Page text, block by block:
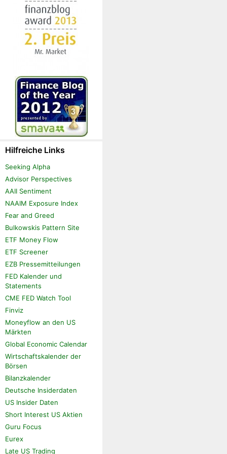
Hilfreiche Links
Seeking Alpha
Advisor Perspectives
AAII Sentiment
NAAIM Exposure Index
Fear and Greed
Bulkowskis Pattern Site
ETF Money Flow
ETF Screener
EZB Pressemitteilungen
FED Kalender und
Statements
CME FED Watch Tool
Finviz
Moneyflow an den US
Märkten
Global Economic Calendar
Wirtschaftskalender der
Börsen
Bilanzkalender
Deutsche Insiderdaten
US Insider Daten
Short Interest US Aktien
Guru Focus
Eurex
Late US Trading